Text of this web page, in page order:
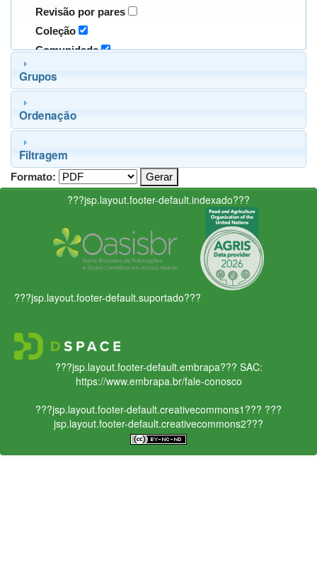
Revisão por pares
Coleção
Comunidade
Grupos
Ordenação
Filtragem
Formato:
???jsp.layout.footer-default.indexado???
???jsp.layout.footer-default.suportado???
???jsp.layout.footer-default.embrapa??? SAC:
https://www.embrapa.br/fale-conosco
???jsp.layout.footer-default.creativecommons1??? ???
jsp.layout.footer-default.creativecommons2???